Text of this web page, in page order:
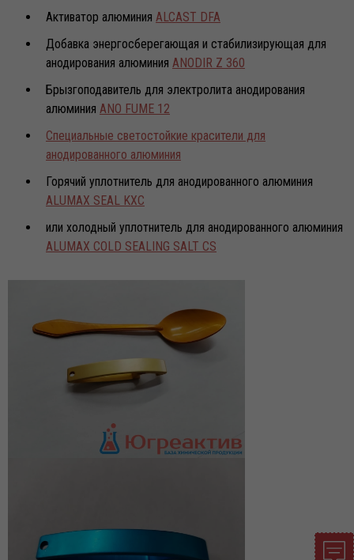
Активатор алюминия ALCAST DFA
Добавка энергосберегающая и стабилизирующая для
анодирования алюминия ANODIR Z 360
Брызгоподавитель для электролита анодирования
алюминия ANO FUME 12
Специальные светостойкие красители для
анодированного алюминия
Горячий уплотнитель для анодированного алюминия
ALUMAX SEAL KXC
или холодный уплотнитель для анодированного алюминия
ALUMAX COLD SEALING SALT CS